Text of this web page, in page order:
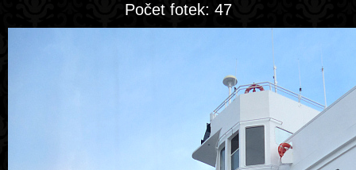
Počet fotek: 47